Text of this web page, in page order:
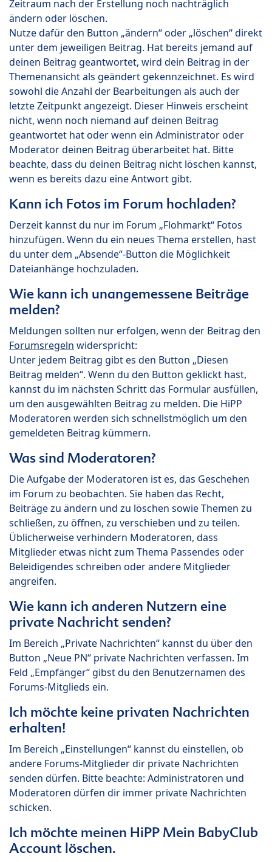
Zeitraum nach der Erstellung noch nachträglich
ändern oder löschen.
Nutze dafür den Button „ändern“ oder „löschen“ direkt
unter dem jeweiligen Beitrag. Hat bereits jemand auf
deinen Beitrag geantwortet, wird dein Beitrag in der
Themenansicht als geändert gekennzeichnet. Es wird
sowohl die Anzahl der Bearbeitungen als auch der
letzte Zeitpunkt angezeigt. Dieser Hinweis erscheint
nicht, wenn noch niemand auf deinen Beitrag
geantwortet hat oder wenn ein Administrator oder
Moderator deinen Beitrag überarbeitet hat. Bitte
beachte, dass du deinen Beitrag nicht löschen kannst,
wenn es bereits dazu eine Antwort gibt.
Kann ich Fotos im Forum hochladen?
Derzeit kannst du nur im Forum „Flohmarkt“ Fotos
hinzufügen. Wenn du ein neues Thema erstellen, hast
du unter dem „Absende“-Button die Möglichkeit
Dateianhänge hochzuladen.
Wie kann ich unangemessene Beiträge
melden?
Meldungen sollten nur erfolgen, wenn der Beitrag den
Forumsregeln widerspricht:
Unter jedem Beitrag gibt es den Button „Diesen
Beitrag melden“. Wenn du den Button geklickt hast,
kannst du im nächsten Schritt das Formular ausfüllen,
um den ausgewählten Beitrag zu melden. Die HiPP
Moderatoren werden sich schnellstmöglich um den
gemeldeten Beitrag kümmern.
Was sind Moderatoren?
Die Aufgabe der Moderatoren ist es, das Geschehen
im Forum zu beobachten. Sie haben das Recht,
Beiträge zu ändern und zu löschen sowie Themen zu
schließen, zu öffnen, zu verschieben und zu teilen.
Üblicherweise verhindern Moderatoren, dass
Mitglieder etwas nicht zum Thema Passendes oder
Beleidigendes schreiben oder andere Mitglieder
angreifen.
Wie kann ich anderen Nutzern eine
private Nachricht senden?
Im Bereich „Private Nachrichten“ kannst du über den
Button „Neue PN“ private Nachrichten verfassen. Im
Feld „Empfänger“ gibst du den Benutzernamen des
Forums-Mitglieds ein.
Ich möchte keine privaten Nachrichten
erhalten!
Im Bereich „Einstellungen“ kannst du einstellen, ob
andere Forums-Mitglieder dir private Nachrichten
senden dürfen. Bitte beachte: Administratoren und
Moderatoren dürfen dir immer private Nachrichten
schicken.
Ich möchte meinen HiPP Mein BabyClub
Account löschen.